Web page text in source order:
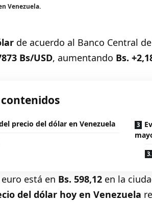
Venezuela.
de acuerdo al Banco Central
Bs/USD, aumentando Bs.
contenidos
precio del dólar en Venezuela
está en Bs. 598,12 en la
del dólar hoy en Venezuela